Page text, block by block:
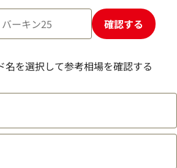
確認する
名を選択して参考相場を確認する